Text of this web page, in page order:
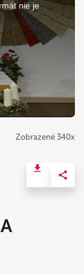
nie je
Zobrazené 340x